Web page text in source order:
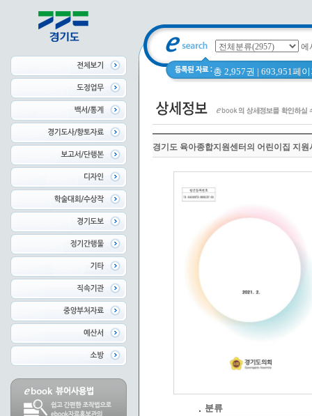
에
총 2,957권 | 693,951페
경기도 육아종합지원센터의 어린이집 지
분류